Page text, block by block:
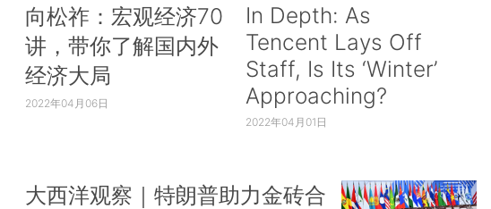
向松祚：宏观经济70
讲，带你了解国内外
经济大局
2022年04月06日
In Depth: As
Tencent Lays Off
Staff, Is Its ‘Winter’
Approaching?
2022年04月01日
大西洋观察｜特朗普助力金砖合